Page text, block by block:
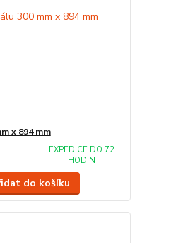
x 894 mm
EXPEDICE DO 72
HODIN
do košíku